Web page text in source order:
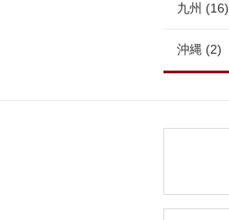
九州 (16)
沖縄 (2)